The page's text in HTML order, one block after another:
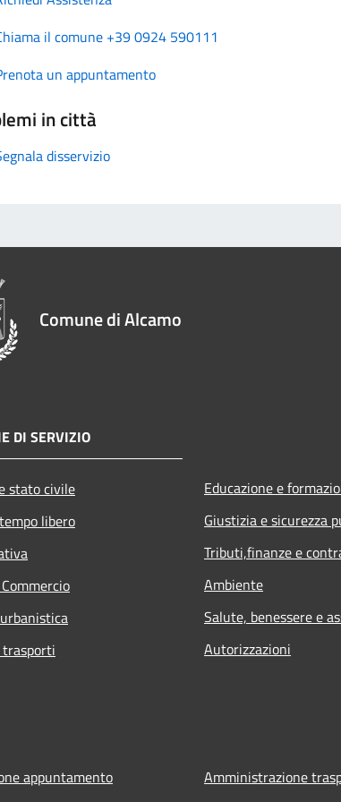
il comune +39 0924 590111
un appuntamento
in città
disservizio
Comune di Alcamo
DI SERVIZIO
stato civile
libero
Educazione e
Giustizia e sicurezza
Tributi,finanze e
Ambiente
Salute, benessere e
Autorizzazioni
appuntamento
Amministrazione